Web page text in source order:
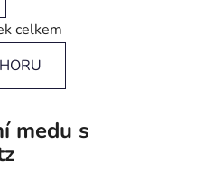
O
v
l
á
d
c
í
r
á
n
k
á
n
í
celkem
medu s